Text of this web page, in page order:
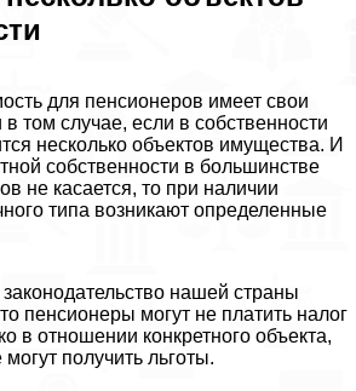
для пенсионеров имеет свои
том случае, если в собственности
несколько объектов имущества. И
собственности в большинстве
не касается, то при наличии
типа возникают определенные
нашей страны
пенсионеры могут не платить налог
в отношении конкретного объекта,
получить льготы.